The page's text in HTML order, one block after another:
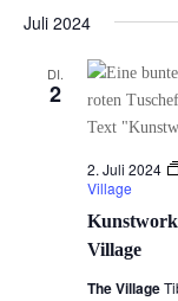
wählen.
Juli 2024
DI.
2
Village
2. Juli 2024
Village
The Village